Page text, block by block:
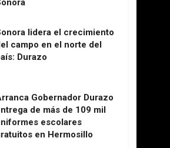
lidera el crecimiento
campo en el norte del
Durazo
Gobernador Durazo
de más de 109 mil
escolares
en Hermosillo